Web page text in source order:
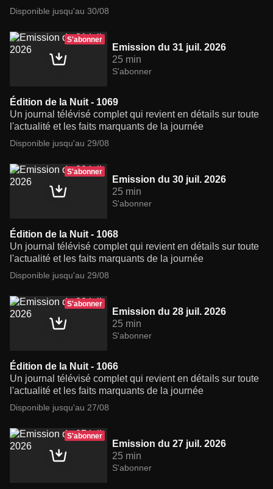
Disponible jusqu'au 30/08
S'abonner
Emission du 31 juil. 2026
25 min
S'abonner
Édition de la Nuit - 1069
Un journal télévisé complet qui revient en détails sur toute
l'actualité et les faits marquants de la journée
Disponible jusqu'au 29/08
S'abonner
Emission du 30 juil. 2026
25 min
S'abonner
Édition de la Nuit - 1068
Un journal télévisé complet qui revient en détails sur toute
l'actualité et les faits marquants de la journée
Disponible jusqu'au 29/08
S'abonner
Emission du 28 juil. 2026
25 min
S'abonner
Édition de la Nuit - 1066
Un journal télévisé complet qui revient en détails sur toute
l'actualité et les faits marquants de la journée
Disponible jusqu'au 27/08
S'abonner
Emission du 27 juil. 2026
25 min
S'abonner